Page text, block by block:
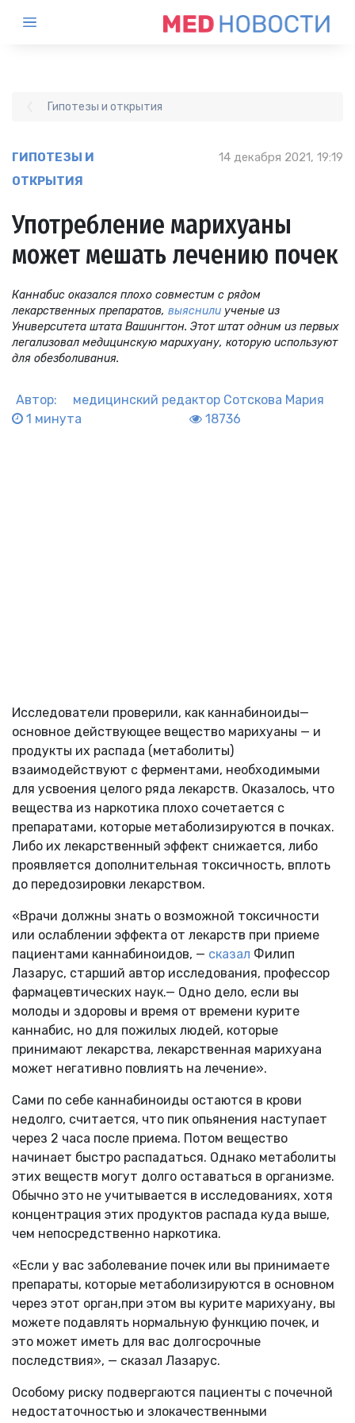
Гипотезы и открытия
ГИПОТЕЗЫ И
ОТКРЫТИЯ
14 декабря 2021, 19:19
Употребление марихуаны
может мешать лечению почек
Каннабис оказался плохо совместим с рядом
лекарственных препаратов, выяснили ученые из
Университета штата Вашингтон. Этот штат одним из первых
легализовал медицинскую марихуану, которую используют
для обезболивания.
Автор: медицинский редактор Сотскова Мария
1 минута
18736
Исследователи проверили, как каннабиноиды—
основное действующее вещество марихуаны — и
продукты их распада (метаболиты)
взаимодействуют с ферментами, необходимыми
для усвоения целого ряда лекарств. Оказалось, что
вещества из наркотика плохо сочетается с
препаратами, которые метаболизируются в почках.
Либо их лекарственный эффект снижается, либо
проявляется дополнительная токсичность, вплоть
до передозировки лекарством.
«Врачи должны знать о возможной токсичности
или ослаблении эффекта от лекарств при приеме
пациентами каннабиноидов, — сказал Филип
Лазарус, старший автор исследования, профессор
фармацевтических наук.— Одно дело, если вы
молоды и здоровы и время от времени курите
каннабис, но для пожилых людей, которые
принимают лекарства, лекарственная марихуана
может негативно повлиять на лечение».
Сами по себе каннабиноиды остаются в крови
недолго, считается, что пик опьянения наступает
через 2 часа после приема. Потом вещество
начинает быстро распадаться. Однако метаболиты
этих веществ могут долго оставаться в организме.
Обычно это не учитывается в исследованиях, хотя
концентрация этих продуктов распада куда выше,
чем непосредственно наркотика.
«Если у вас заболевание почек или вы принимаете
препараты, которые метаболизируются в основном
через этот орган,при этом вы курите марихуану, вы
можете подавлять нормальную функцию почек, и
это может иметь для вас долгосрочные
последствия», — сказал Лазарус.
Особому риску подвергаются пациенты с почечной
недостаточностью и злокачественными